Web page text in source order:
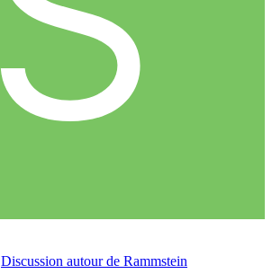
Discussion autour de Rammstein